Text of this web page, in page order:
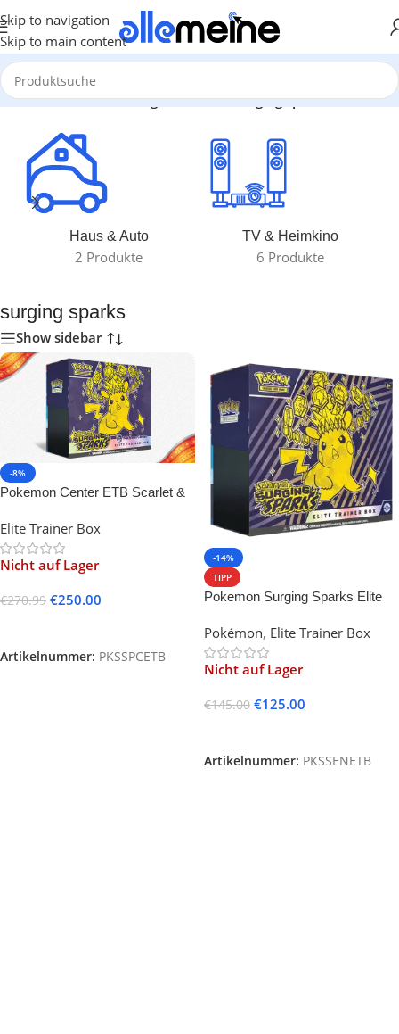
Skip to navigation
Skip to main content
Start/Produkte verschlagwortet mit „surging sparks“
Haus & Auto
2 Produkte
TV & Heimkino
6 Produkte
surging sparks
Show sidebar
-8%
Pokemon Center ETB Scarlet &
Elite Trainer Box
Nicht auf Lager
€270.99 €250.00
Artikelnummer: PKSSPCETB
-14%
TIPP
Pokemon Surging Sparks Elite
Pokémon, Elite Trainer Box
Nicht auf Lager
€145.00 €125.00
Artikelnummer: PKSSENETB